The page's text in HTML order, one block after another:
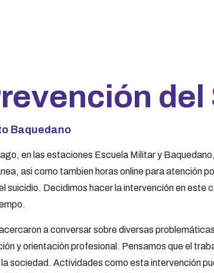
Baquedano
en las estaciones Escuela Militar y
asi como tambien horas online para atención
suicidio. Decidimos hacer la intervención en este
a conversar sobre diversas
y orientación profesional. Pensamos que el
sociedad. Actividades como esta intervención